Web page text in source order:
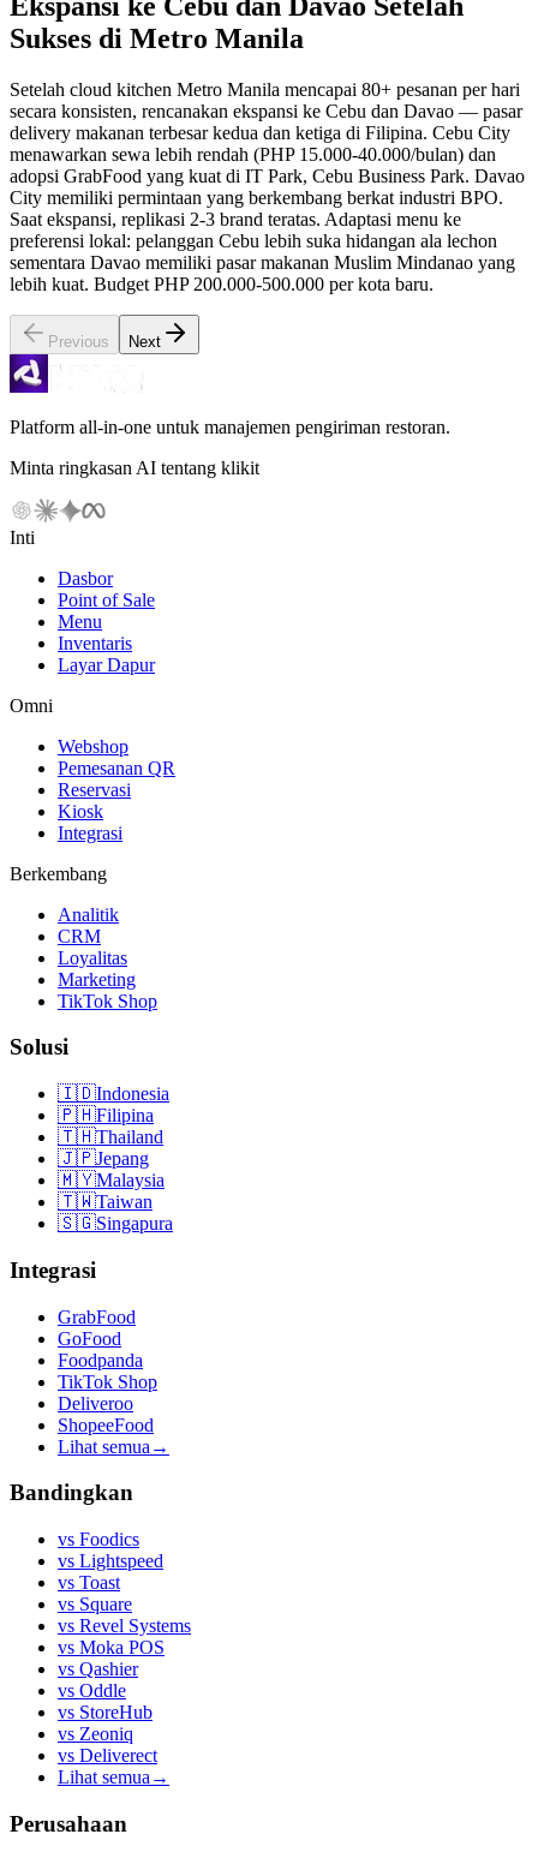
Sukses di Metro Manila
Setelah cloud kitchen Metro Manila mencapai 80+ pesanan per hari
secara konsisten, rencanakan ekspansi ke Cebu dan Davao — pasar
delivery makanan terbesar kedua dan ketiga di Filipina. Cebu City
menawarkan sewa lebih rendah (PHP 15.000-40.000/bulan) dan
adopsi GrabFood yang kuat di IT Park, Cebu Business Park. Davao
City memiliki permintaan yang berkembang berkat industri BPO.
Saat ekspansi, replikasi 2-3 brand teratas. Adaptasi menu ke
preferensi lokal: pelanggan Cebu lebih suka hidangan ala lechon
sementara Davao memiliki pasar makanan Muslim Mindanao yang
lebih kuat. Budget PHP 200.000-500.000 per kota baru.
Previous Next
Platform all-in-one untuk manajemen pengiriman restoran.
Minta ringkasan AI tentang klikit
Inti
Dasbor
Point of Sale
Menu
Inventaris
Layar Dapur
Omni
Webshop
Pemesanan QR
Reservasi
Kiosk
Integrasi
Berkembang
Analitik
CRM
Loyalitas
Marketing
TikTok Shop
Solusi
🇮🇩Indonesia
🇵🇭Filipina
🇹🇭Thailand
🇯🇵Jepang
🇲🇾Malaysia
🇹🇼Taiwan
🇸🇬Singapura
Integrasi
GrabFood
GoFood
Foodpanda
TikTok Shop
Deliveroo
ShopeeFood
Lihat semua →
Bandingkan
vs Foodics
vs Lightspeed
vs Toast
vs Square
vs Revel Systems
vs Moka POS
vs Qashier
vs Oddle
vs StoreHub
vs Zeoniq
vs Deliverect
Lihat semua →
Perusahaan